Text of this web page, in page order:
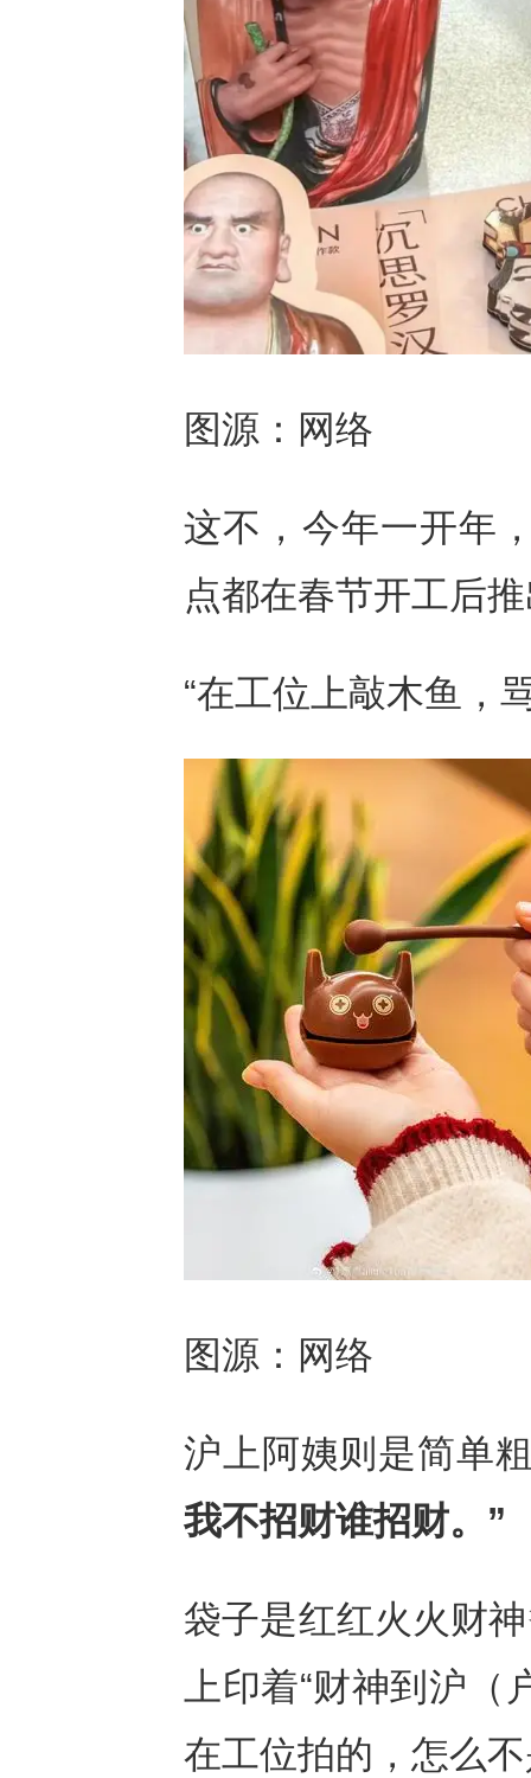
图源：网络
这不，今年一开年
点都在春节开工后
“在工位上敲木鱼，
图源：网络
沪上阿姨则是简单
我不招财谁招财。”
袋子是红红火火财
上印着“财神到沪（
在工位拍的，怎么